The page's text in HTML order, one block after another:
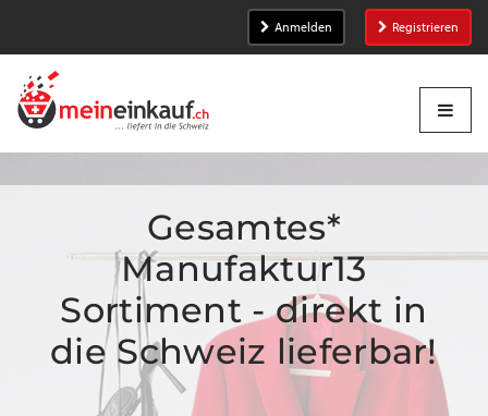
Anmelden Registrieren
Gesamtes*
Manufaktur13
Sortiment - direkt in
die Schweiz lieferbar!